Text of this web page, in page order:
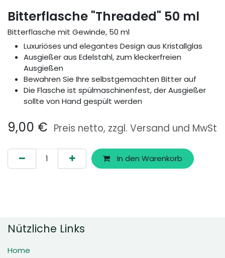
Bitterflasche "Threaded" 50 ml
Bitterflasche mit Gewinde, 50 ml
Luxuriöses und elegantes Design aus Kristallglas
Ausgießer aus Edelstahl, zum kleckerfreien
Ausgießen
Bewahren Sie Ihre selbstgemachten Bitter auf
Die Flasche ist spülmaschinenfest, der Ausgießer
sollte von Hand gespült werden
9,00 € Preis netto, zzgl. Versand und MwSt
In den Warenkorb
Nützliche Links
Home